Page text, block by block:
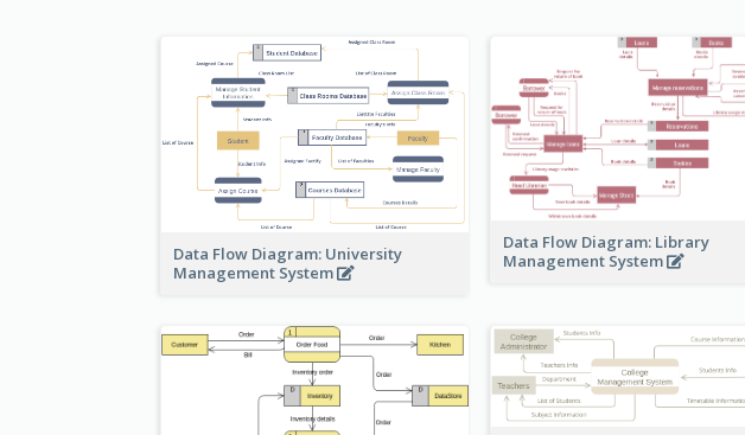
Data Flow Diagram: University
Management System
Data Flow Diagram: Library
Management System